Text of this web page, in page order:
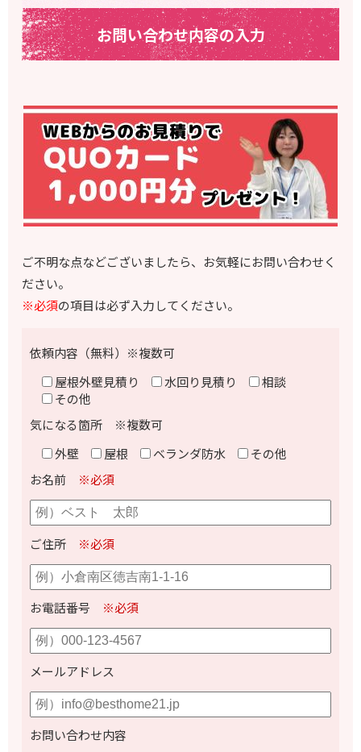
お問い合わせ内容の入力
ご不明な点などございましたら、お気軽にお問い合わせく
ださい。
※必須の項目は必ず入力してください。
依頼内容（無料）※複数可
屋根外壁見積り
水回り見積り
相談
その他
気になる箇所 ※複数可
外壁
屋根 ベランダ防水
その他
お名前 ※必須
ご住所 ※必須
お電話番号 ※必須
メールアドレス
お問い合わせ内容